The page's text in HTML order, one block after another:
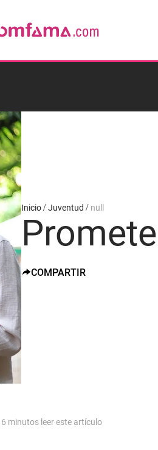
Inicio Juventud null
COMPARTIR
6 minutos leer este artículo